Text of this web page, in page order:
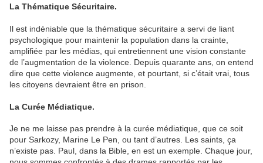
La Thématique Sécuritaire.
Il est indéniable que la thématique sécuritaire a servi de liant
psychologique pour maintenir la population dans la crainte,
amplifiée par les médias, qui entretiennent une vision constante
de l’augmentation de la violence. Depuis quarante ans, on entend
dire que cette violence augmente, et pourtant, si c’était vrai, tous
les citoyens devraient être en prison.
La Curée Médiatique.
Je ne me laisse pas prendre à la curée médiatique, que ce soit
pour Sarkozy, Marine Le Pen, ou tant d’autres. Les saints, ça
n’existe pas. Paul, dans la Bible, en est un exemple. Chaque jour,